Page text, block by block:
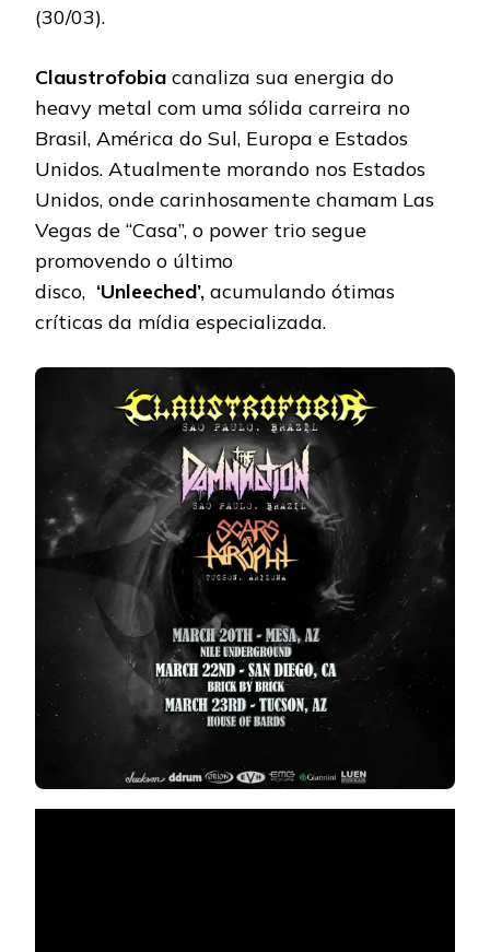
(30/03).
Claustrofobia canaliza sua energia do
heavy metal com uma sólida carreira no
Brasil, América do Sul, Europa e Estados
Unidos. Atualmente morando nos Estados
Unidos, onde carinhosamente chamam Las
Vegas de “Casa”, o power trio segue
promovendo o último
disco, ‘Unleeched’, acumulando ótimas
críticas da mídia especializada.